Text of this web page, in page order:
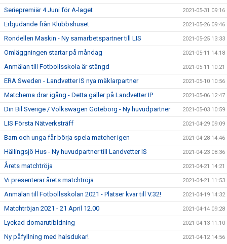
Seriepremiär 4 Juni för A-laget 2021-05-31 09:16
Erbjudande från Klubbshuset 2021-05-26 09:46
Rondellen Maskin - Ny samarbetspartner till LIS 2021-05-25 13:33
Omläggningen startar på måndag 2021-05-11 14:18
Anmälan till Fotbollsskola är stängd 2021-05-11 10:21
ERA Sweden - Landvetter IS nya mäklarpartner 2021-05-10 10:56
Matcherna drar igång - Detta gäller på Landvetter IP 2021-05-06 12:47
Din Bil Sverige / Volkswagen Göteborg - Ny huvudpartner 2021-05-03 10:59
LIS Första Nätverksträff 2021-04-29 09:09
Barn och unga får börja spela matcher igen 2021-04-28 14:46
Hällingsjö Hus - Ny huvudpartner till Landvetter IS 2021-04-23 08:36
Årets matchtröja 2021-04-21 14:21
Vi presenterar årets matchtröja 2021-04-21 11:53
Anmälan till Fotbollsskolan 2021 - Platser kvar till V.32! 2021-04-19 14:32
Matchtröjan 2021 - 21 April 12.00 2021-04-14 09:28
Lyckad domarutibldning 2021-04-13 11:10
Ny påfyllning med halsdukar! 2021-04-12 14:56